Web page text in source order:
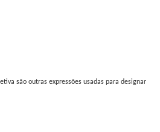
são outras expressões usadas para designar